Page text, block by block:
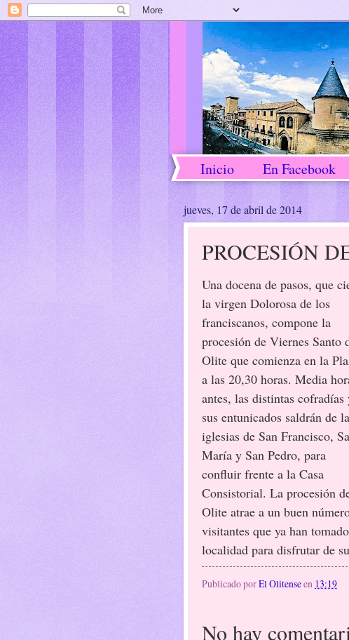
Inicio En Facebook
jueves, 17 de abril de 2014
PROCESIÓN
Una docena de pasos, que
la virgen Dolorosa de los
franciscanos, compone la
procesión de Viernes Santo
Olite que comienza en la
a las 20,30 horas. Media
antes, las distintas cofradías
sus entunicados saldrán de
iglesias de San Francisco,
María y San Pedro, para
confluir frente a la Casa
Consistorial. La procesión
Olite atrae a un buen
visitantes que ya han
localidad para disfrutar de
Publicado porEl Olitenseen 13:19
No hay